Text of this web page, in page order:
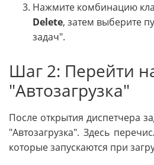
Нажмите комбинацию
Delete, затем выберите
задач".
Шаг 2: Перейти
"Автозагрузка"
После открытия диспетчера
"Автозагрузка". Здесь
которые запускаются при